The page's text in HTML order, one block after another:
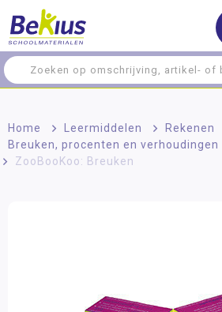
Home > Leermiddelen > Rekenen
Breuken, procenten en verhoudingen
ZooBooKoo: Breuken